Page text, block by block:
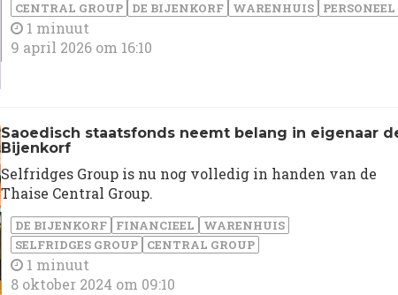
CENTRAL GROUP DE BIJENKORF WARENHUIS PERSONEEL
1 minuut
9 april 2026 om 16:10
Saoedisch staatsfonds neemt belang in eigenaar
Bijenkorf
Selfridges Group is nu nog volledig in handen van de
Thaise Central Group.
DE BIJENKORF FINANCIEEL
WARENHUIS
SELFRIDGES GROUP
CENTRAL GROUP
1 minuut
8 oktober 2024 om 09:10